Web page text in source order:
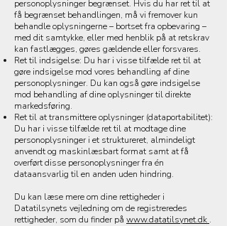
personoplysninger begrænset. Hvis du har ret til at
få begrænset behandlingen, må vi fremover kun
behandle oplysningerne – bortset fra opbevaring –
med dit samtykke, eller med henblik på at retskrav
kan fastlægges, gøres gældende eller forsvares.
Ret til indsigelse: Du har i visse tilfælde ret til at
gøre indsigelse mod vores behandling af dine
personoplysninger. Du kan også gøre indsigelse
mod behandling af dine oplysninger til direkte
markedsføring.
Ret til at transmittere oplysninger (dataportabilitet):
Du har i visse tilfælde ret til at modtage dine
personoplysninger i et struktureret, almindeligt
anvendt og maskinlæsbart format samt at få
overført disse personoplysninger fra én
dataansvarlig til en anden uden hindring.
Du kan læse mere om dine rettigheder i
Datatilsynets vejledning om de registreredes
rettigheder, som du finder på www.datatilsynet.dk .